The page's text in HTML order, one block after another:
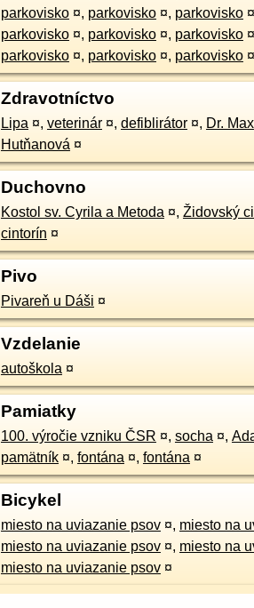
parkovisko ¤, parkovisko ¤, parkovisko ¤
parkovisko ¤, parkovisko ¤, parkovisko ¤
parkovisko ¤, parkovisko ¤, parkovisko ¤
Zdravotníctvo
Lipa ¤, veterinár ¤, defiblirátor ¤, Dr. Max
Hutňanová ¤
Duchovno
Kostol sv. Cyrila a Metoda ¤, Židovský
cintorín ¤
Pivo
Pivareň u Dáši ¤
Vzdelanie
autoškola ¤
Pamiatky
100. výročie vzniku ČSR ¤, socha ¤,
pamätník ¤, fontána ¤, fontána ¤
Bicykel
miesto na uviazanie psov ¤, miesto na
miesto na uviazanie psov ¤, miesto na
miesto na uviazanie psov ¤